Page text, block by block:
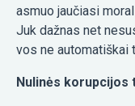
asmuo jaučiasi
Juk dažnas net
vos ne automatiškai
Nulinės korupcijos